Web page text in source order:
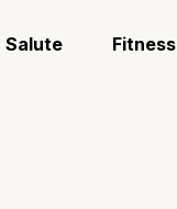
Salute Fitness